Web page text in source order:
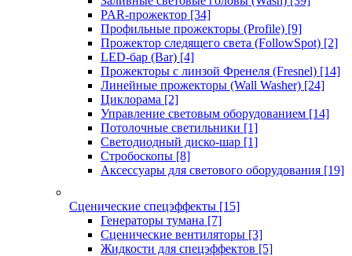
PAR-прожектор [34]
Профильные прожекторы (Profile) [9]
Прожектор следящего света (FollowSpot) [2]
LED-бар (Bar) [4]
Прожекторы с линзой Френеля (Fresnel) [14]
Линейные прожекторы (Wall Washer) [24]
Циклорама [2]
Управление световым оборудованием [14]
Потолочные светильники [1]
Светодиодный диско-шар [1]
Стробоскопы [8]
Аксессуары для светового оборудования [19]
Сценические спецэффекты [15]
Генераторы тумана [7]
Сценические вентиляторы [3]
Жидкости для спецэффектов [5]